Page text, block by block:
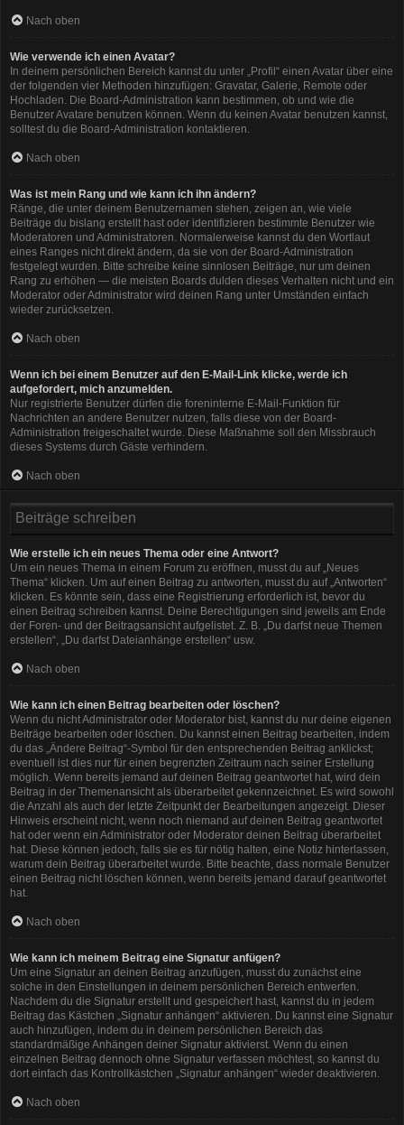
Nach oben
Wie verwende ich einen Avatar?
In deinem persönlichen Bereich kannst du unter „Profil“ einen Avatar über eine
der folgenden vier Methoden hinzufügen: Gravatar, Galerie, Remote oder
Hochladen. Die Board-Administration kann bestimmen, ob und wie die
Benutzer Avatare benutzen können. Wenn du keinen Avatar benutzen kannst,
solltest du die Board-Administration kontaktieren.
Nach oben
Was ist mein Rang und wie kann ich ihn ändern?
Ränge, die unter deinem Benutzernamen stehen, zeigen an, wie viele
Beiträge du bislang erstellt hast oder identifizieren bestimmte Benutzer wie
Moderatoren und Administratoren. Normalerweise kannst du den Wortlaut
eines Ranges nicht direkt ändern, da sie von der Board-Administration
festgelegt wurden. Bitte schreibe keine sinnlosen Beiträge, nur um deinen
Rang zu erhöhen — die meisten Boards dulden dieses Verhalten nicht und ein
Moderator oder Administrator wird deinen Rang unter Umständen einfach
wieder zurücksetzen.
Nach oben
Wenn ich bei einem Benutzer auf den E-Mail-Link klicke, werde ich
aufgefordert, mich anzumelden.
Nur registrierte Benutzer dürfen die foreninterne E-Mail-Funktion für
Nachrichten an andere Benutzer nutzen, falls diese von der Board-
Administration freigeschaltet wurde. Diese Maßnahme soll den Missbrauch
dieses Systems durch Gäste verhindern.
Nach oben
Beiträge schreiben
Wie erstelle ich ein neues Thema oder eine Antwort?
Um ein neues Thema in einem Forum zu eröffnen, musst du auf „Neues
Thema“ klicken. Um auf einen Beitrag zu antworten, musst du auf „Antworten“
klicken. Es könnte sein, dass eine Registrierung erforderlich ist, bevor du
einen Beitrag schreiben kannst. Deine Berechtigungen sind jeweils am Ende
der Foren- und der Beitragsansicht aufgelistet. Z. B. „Du darfst neue Themen
erstellen“, „Du darfst Dateianhänge erstellen“ usw.
Nach oben
Wie kann ich einen Beitrag bearbeiten oder löschen?
Wenn du nicht Administrator oder Moderator bist, kannst du nur deine eigenen
Beiträge bearbeiten oder löschen. Du kannst einen Beitrag bearbeiten, indem
du das „Ändere Beitrag“-Symbol für den entsprechenden Beitrag anklickst;
eventuell ist dies nur für einen begrenzten Zeitraum nach seiner Erstellung
möglich. Wenn bereits jemand auf deinen Beitrag geantwortet hat, wird dein
Beitrag in der Themenansicht als überarbeitet gekennzeichnet. Es wird sowohl
die Anzahl als auch der letzte Zeitpunkt der Bearbeitungen angezeigt. Dieser
Hinweis erscheint nicht, wenn noch niemand auf deinen Beitrag geantwortet
hat oder wenn ein Administrator oder Moderator deinen Beitrag überarbeitet
hat. Diese können jedoch, falls sie es für nötig halten, eine Notiz hinterlassen,
warum dein Beitrag überarbeitet wurde. Bitte beachte, dass normale Benutzer
einen Beitrag nicht löschen können, wenn bereits jemand darauf geantwortet
hat.
Nach oben
Wie kann ich meinem Beitrag eine Signatur anfügen?
Um eine Signatur an deinen Beitrag anzufügen, musst du zunächst eine
solche in den Einstellungen in deinem persönlichen Bereich entwerfen.
Nachdem du die Signatur erstellt und gespeichert hast, kannst du in jedem
Beitrag das Kästchen „Signatur anhängen“ aktivieren. Du kannst eine Signatur
auch hinzufügen, indem du in deinem persönlichen Bereich das
standardmäßige Anhängen deiner Signatur aktivierst. Wenn du einen
einzelnen Beitrag dennoch ohne Signatur verfassen möchtest, so kannst du
dort einfach das Kontrollkästchen „Signatur anhängen“ wieder deaktivieren.
Nach oben